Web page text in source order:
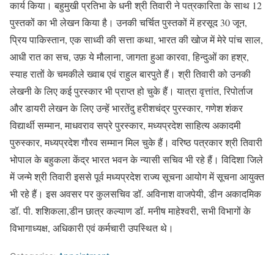
कार्य किया। बहुमुखी प्रतिभा के धनी श्री तिवारी ने पत्रकारिता के साथ 12
पुस्तकों का भी लेखन किया है। उनकी चर्चित पुस्तकों में हरसूद 30 जून,
प्रिय पाकिस्तान, एक साध्वी की सत्ता कथा, भारत की खोज में मेरे पांच साल,
आधी रात का सच, उफ़ ये मौलाना, जागता हुआ कारवा, हिन्दुओं का हश्र,
स्याह रातों के चमकीले ख्वाब एवं राहुल बारपुते हैं। श्री तिवारी को उनकी
लेखनी के लिए कई पुरस्कार भी प्राप्त हो चुके हैं। यात्रा वृत्तांत, रिपोर्ताज
और डायरी लेखन के लिए उन्हें भारतेंदु हरीशचंद्र पुरस्कार, गणेश शंकर
विद्यार्थी सम्मान, माधवराव सप्रे पुरस्कार, मध्यप्रदेश साहित्य अकादमी
पुरुस्कार, मध्यप्रदेश गौरव सम्मान मिल चुके हैं। वरिष्ठ पत्रकार श्री तिवारी
भोपाल के बहुकला केंद्र भारत भवन के न्यासी सचिव भी रहे हैं। विदिशा जिले
में जन्मे श्री तिवारी इससे पूर्व मध्यप्रदेश राज्य सूचना आयोग में सूचना आयुक्त
भी रहे हैं। इस अवसर पर कुलसचिव डॉ. अविनाश वाजपेयी, डीन अकादमिक
डॉ. पी. शशिकला,डीन छात्र कल्याण डॉ. मनीष माहेश्वरी, सभी विभागों के
विभागाध्यक्ष, अधिकारी एवं कर्मचारी उपस्थित थे।